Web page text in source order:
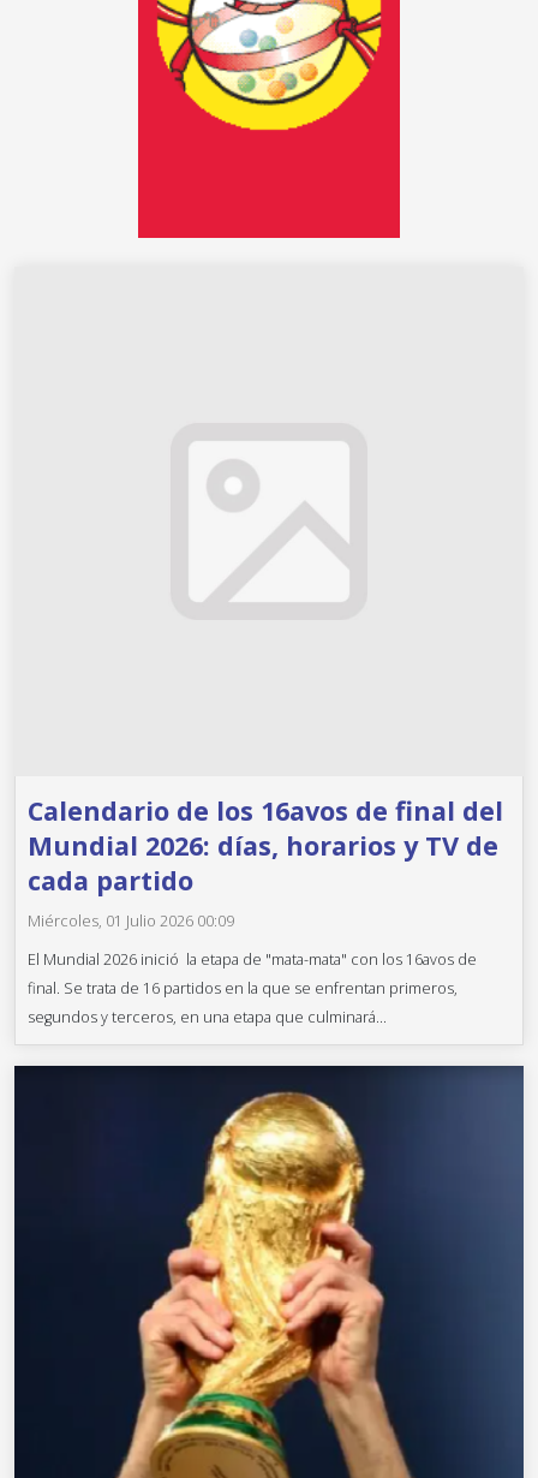
Calendario de los 16avos de final del
Mundial 2026: días, horarios y TV de
cada partido
Miércoles, 01 Julio 2026 00:09
El Mundial 2026 inició la etapa de "mata-mata" con los 16avos de
final. Se trata de 16 partidos en la que se enfrentan primeros,
segundos y terceros, en una etapa que culminará...